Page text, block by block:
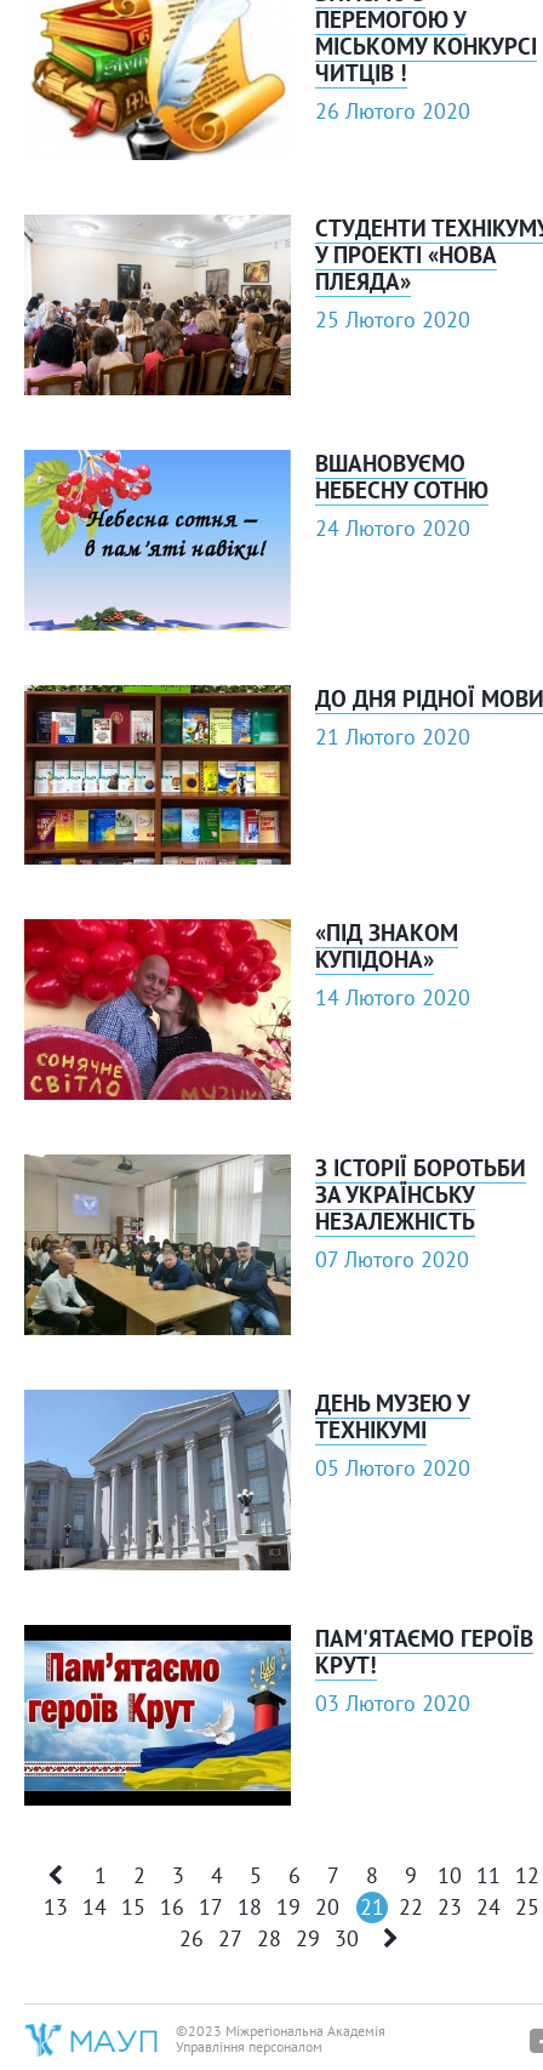
ПЕРЕМОГОЮ У
МІСЬКОМУ КОНКУРСІ
ЧИТЦІВ !
26 Лютого 2020
СТУДЕНТИ
У ПРОЕКТІ «НОВА
ПЛЕЯДА»
25 Лютого 2020
ВШАНОВУЄМО
НЕБЕСНУ СОТНЮ
24 Лютого 2020
ДО ДНЯ РІДНОЇ МОВИ
21 Лютого 2020
«ПІД ЗНАКОМ
КУПІДОНА»
14 Лютого 2020
З ІСТОРІЇ БОРОТЬБИ
ЗА УКРАЇНСЬКУ
НЕЗАЛЕЖНІСТЬ
07 Лютого 2020
ДЕНЬ МУЗЕЮ У
ТЕХНІКУМІ
05 Лютого 2020
ПАМ'ЯТАЄМО ГЕРОЇВ
КРУТ!
03 Лютого 2020
1 2 3 4 5 6 7 8 9 10 11
12
13
14 15 16 17 18 19 20 21 22 23 24 25
26
27 28 29 30
©2023 Міжрегіональна Академія
Управління персоналом